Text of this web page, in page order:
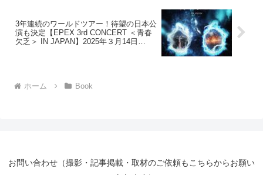
3年連続のワールドツアー！待望の日本公
演も決定【EPEX 3rd CONCERT ＜青春
欠乏＞ IN JAPAN】2025年３月14日
ホーム Book
お問い合わせ（撮影・記事掲載・取材のご依頼もこちらからお願い